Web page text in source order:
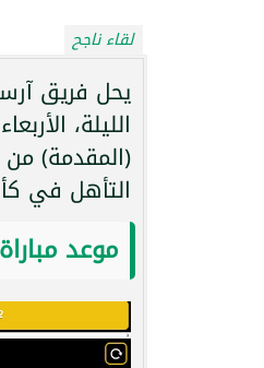
لقاء ناجح
يحل فريق
(المقدمة) من
التأهل في
موعد